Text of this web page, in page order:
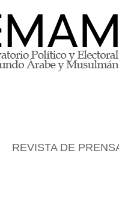
REVISTA DE